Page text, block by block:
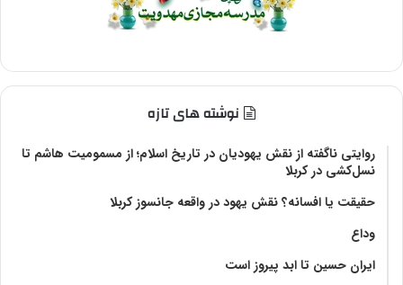
نوشته های تازه
روایتی ناگفته از نقش یهودیان در تاریخ اسلام؛ از مسمومیت هاشم تا
نسل‌کشی در کربلا
حقیقت یا افسانه؟‌ نقش یهود در واقعه جانسوز کربلا
وداع
ایران حسین تا ابد پیروز است